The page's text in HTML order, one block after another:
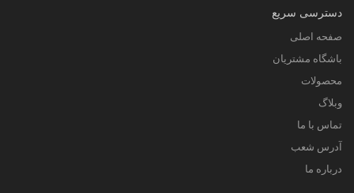
دسترسی سریع
صفحه اصلی
باشگاه مشتریان
محصولات
وبلاگ
تماس با ما
آدرس شعب
درباره ما